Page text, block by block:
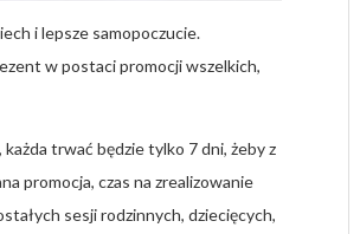
i lepsze samopoczucie.
w postaci promocji wszelkich,
trwać będzie tylko 7 dni, żeby z
promocja, czas na zrealizowanie
sesji rodzinnych, dziecięcych,